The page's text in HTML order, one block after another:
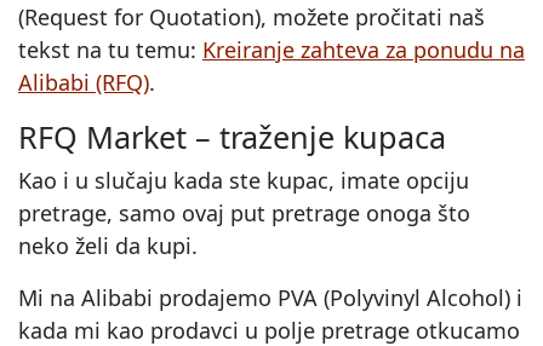
(Request for Quotation), možete pročitati naš
tekst na tu temu: Kreiranje zahteva za ponudu na
Alibabi (RFQ).
RFQ Market – traženje kupaca
Kao i u slučaju kada ste kupac, imate opciju
pretrage, samo ovaj put pretrage onoga što
neko želi da kupi.
Mi na Alibabi prodajemo PVA (Polyvinyl Alcohol) i
kada mi kao prodavci u polje pretrage otkucamo